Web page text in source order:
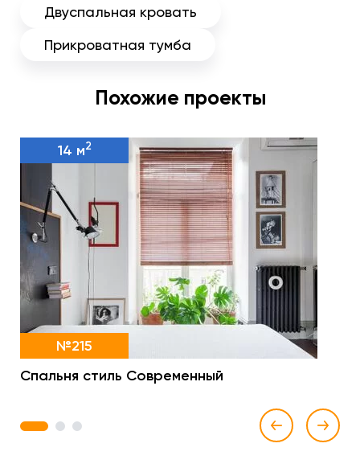
Двуспальная кровать
Прикроватная тумба
Похожие проекты
14 м2
№215
Спальня стиль Современный
1 2 3